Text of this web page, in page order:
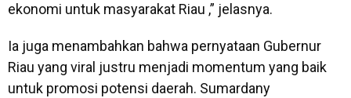
ekonomi untuk masyarakat Riau ,” jelasnya.
Ia juga menambahkan bahwa pernyataan Gubernur
Riau yang viral justru menjadi momentum yang baik
untuk promosi potensi daerah. Sumardany